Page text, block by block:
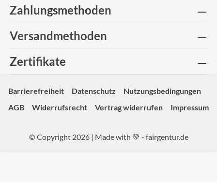
Zahlungsmethoden
Versandmethoden
Zertifikate
Barrierefreiheit Datenschutz
Nutzungsbedingungen
AGB
Widerrufsrecht Vertrag widerrufen Impressum
© Copyright 2026 | Made with 💚 - fairgentur.de